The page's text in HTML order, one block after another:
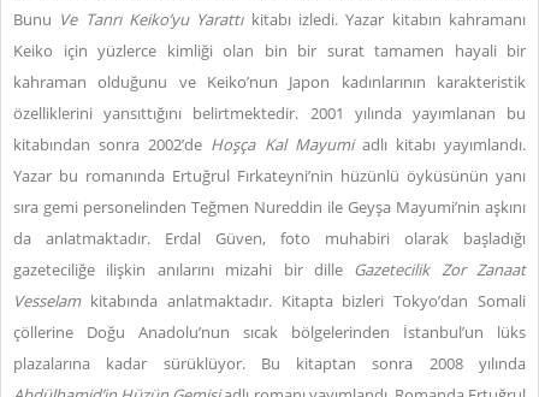
Bunu Ve Tanrı Keiko’yu Yarattıkitabı izledi. Yazar kitabın kahramanı
Keiko için yüzlerce kimliği olan bin bir surat tamamen hayali bir
kahraman olduğunu ve Keiko’nun Japon kadınlarının karakteristik
özelliklerini yansıttığını belirtmektedir. 2001 yılında yayımlanan bu
kitabından sonra 2002’de Hoşça Kal Mayumi adlı kitabı yayımlandı.
Yazar bu romanında Ertuğrul Fırkateyni’nin hüzünlü öyküsünün yanı
sıra gemi personelinden Teğmen Nureddin ile Geyşa Mayumi’nin aşkını
da anlatmaktadır. Erdal Güven, foto muhabiri olarak başladığı
gazeteciliğe ilişkin anılarını mizahi bir dille Gazetecilik Zor Zanaat
Vesselamkitabında anlatmaktadır. Kitapta bizleri Tokyo’dan Somali
çöllerine Doğu Anadolu’nun sıcak bölgelerinden İstanbul’un lüks
plazalarına kadar sürüklüyor. Bu kitaptan sonra 2008 yılında